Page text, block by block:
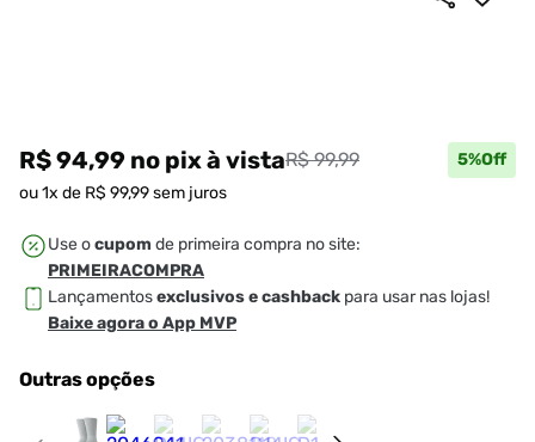
R$ 94,99 no pixà vistaR$ 99,99 5%Off
ou1x de R$ 99,99sem juros
Use ocupom de primeira compra no site:
PRIMEIRACOMPRA
Lançamentosexclusivos e cashback para usar nas lojas!
Baixe agora o App MVP
Outras opções